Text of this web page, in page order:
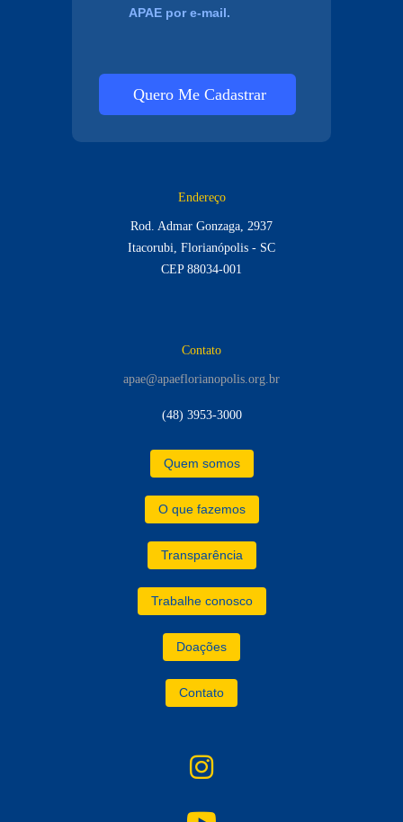
APAE por e-mail.
Quero Me Cadastrar
Endereço
Rod. Admar Gonzaga, 2937
Itacorubi, Florianópolis - SC
CEP 88034-001
Contato
apae@apaeflorianopolis.org.br
(48) 3953-3000
Quem somos
O que fazemos
Transparência
Trabalhe conosco
Doações
Contato
instagram